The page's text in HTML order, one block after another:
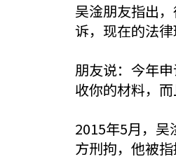
吴淦朋友指出
诉，现在的法
朋友说：今年
收你的材料，
2015年5月，
方刑拘，他被